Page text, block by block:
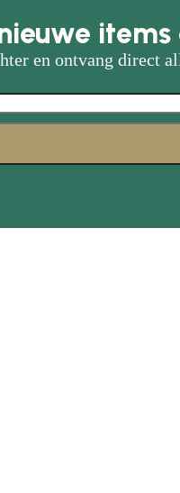
en ontvang direct